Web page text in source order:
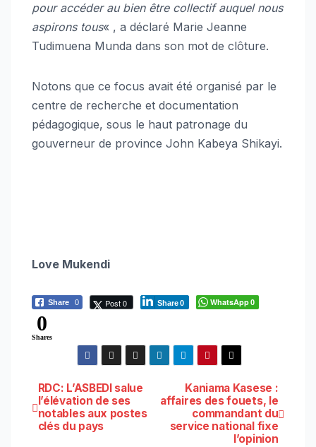
pour accéder au bien être collectif auquel nous
aspirons tous« , a déclaré Marie Jeanne
Tudimuena Munda dans son mot de clôture.
Notons que ce focus avait été organisé par le
centre de recherche et documentation
pédagogique, sous le haut patronage du
gouverneur de province John Kabeya Shikayi.
Love Mukendi
Share 0 Post 0 Share0 WhatsApp0
0
Shares
Navigation
de
Kaniama Kasese :
affaires des fouets, le
commandant du
service national fixe
l’opinion
RDC: L’ASBEDI salue
l’élévation de ses
notables aux postes
clés du pays